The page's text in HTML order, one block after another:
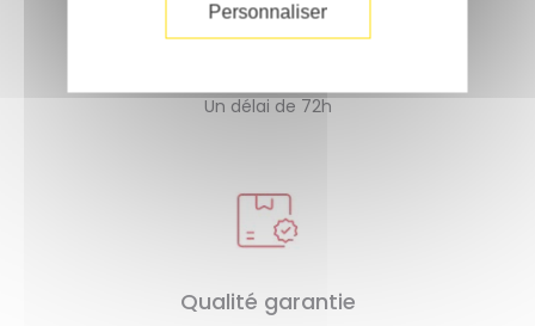
Un délai de 72h
Qualité garantie
Personnaliser